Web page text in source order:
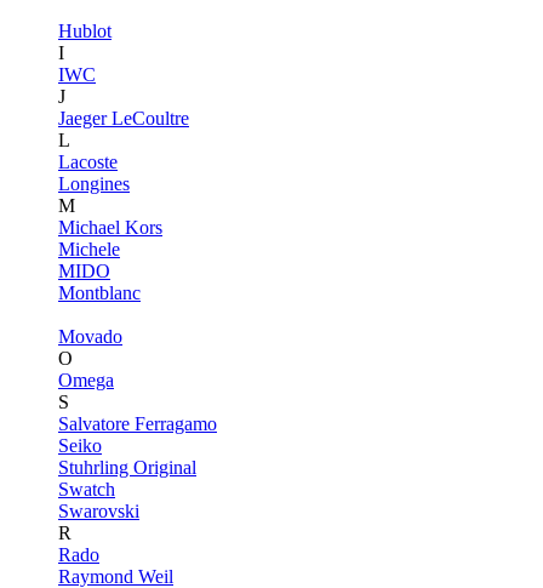
Hublot
I
IWC
J
Jaeger LeCoultre
L
Lacoste
Longines
M
Michael Kors
Michele
MIDO
Montblanc
Movado
O
Omega
S
Salvatore Ferragamo
Seiko
Stuhrling Original
Swatch
Swarovski
R
Rado
Raymond Weil